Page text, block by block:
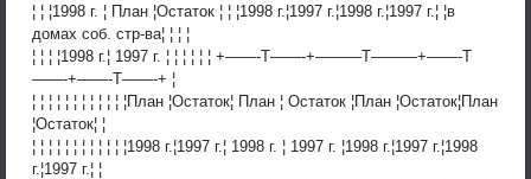
¦ ¦ ¦1998 г. ¦ План ¦Остаток ¦ ¦ ¦1998 г.¦1997 г.¦1998 г.¦1997 г.¦ ¦в
домах соб. стр-ва¦ ¦ ¦ ¦
¦ ¦ ¦ ¦1998 г.¦ 1997 г. ¦ ¦ ¦ ¦ ¦ ¦ +——-T——-+———T———+——-T
——-+——-T——-+ ¦
¦ ¦ ¦ ¦ ¦ ¦ ¦ ¦ ¦ ¦ ¦ ¦План ¦Остаток¦ План ¦ Остаток ¦План ¦Остаток¦План
¦Остаток¦ ¦
¦ ¦ ¦ ¦ ¦ ¦ ¦ ¦ ¦ ¦ ¦ ¦1998 г.¦1997 г.¦ 1998 г. ¦ 1997 г. ¦1998 г.¦1997 г.¦1998
г.¦1997 г.¦ ¦